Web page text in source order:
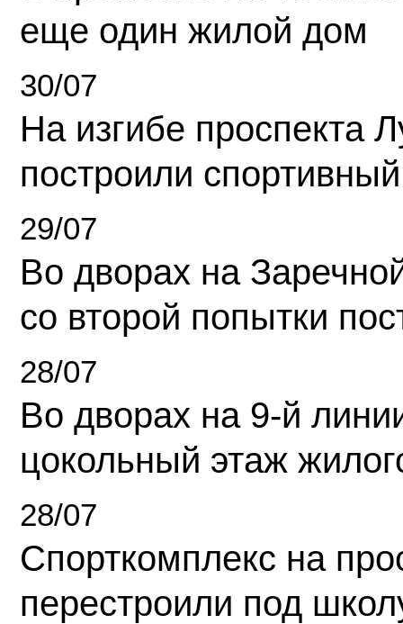
еще один жилой дом
30/07
На изгибе проспекта
построили
29/07
Во дворах на
со второй попытки
28/07
Во дворах на 9-й
цокольный этаж
28/07
Спорткомплекс на
перестроили под